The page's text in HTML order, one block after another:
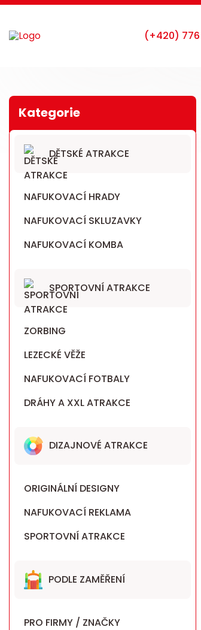
DĚTSKÉ ATRAKCE
NAFUKOVACÍ HRADY
NAFUKOVACÍ SKLUZAVKY
NAFUKOVACÍ KOMBA
SPORTOVNÍ ATRAKCE
ZORBING
LEZECKÉ VĚŽE
NAFUKOVACÍ FOTBALY
DRÁHY A XXL ATRAKCE
DIZAJNOVÉ ATRAKCE
ORIGINÁLNÍ DESIGNY
NAFUKOVACÍ REKLAMA
SPORTOVNÍ ATRAKCE
PODLE ZAMĚŘENÍ
PRO FIRMY / ZNAČKY